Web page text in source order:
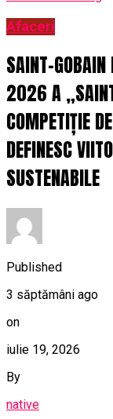
Afaceri
SAINT-
2026 A
COMPETIȚIE
DEFINESC
SUSTENABILE
Published
3 săptămâni ago
on
iulie 19, 2026
By
native